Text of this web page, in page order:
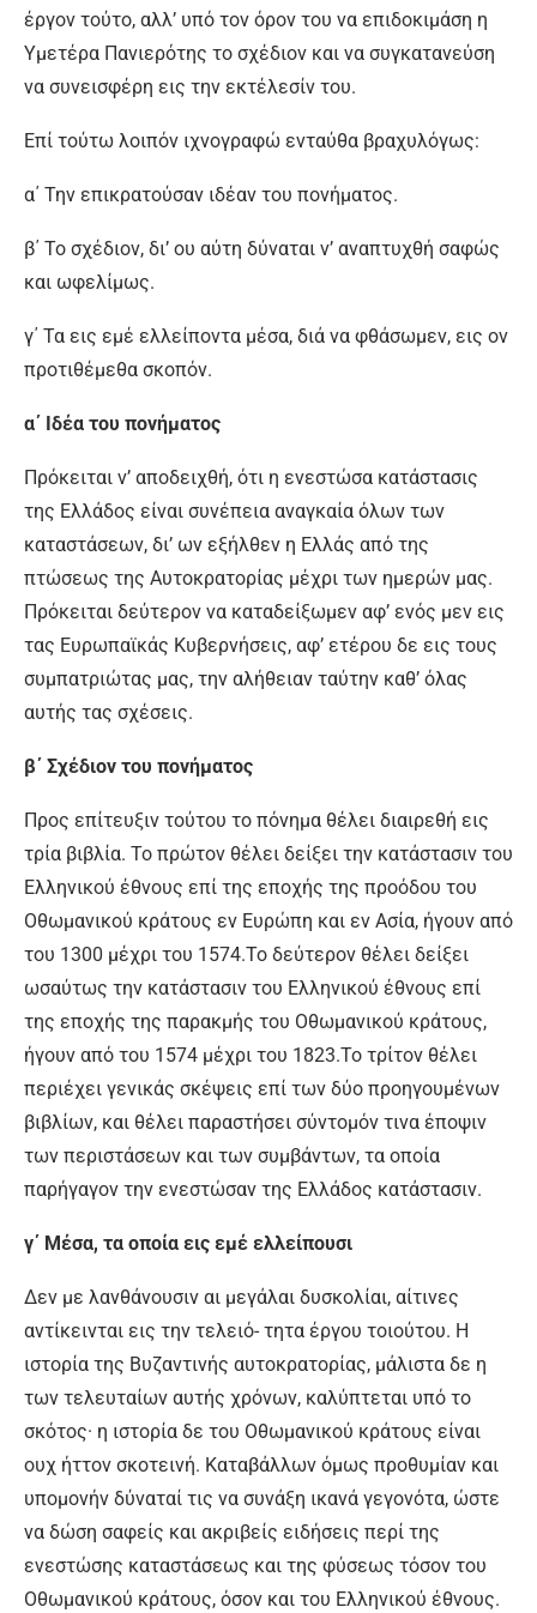
έργον τούτο, αλλ’ υπό τον όρον του να επιδοκιμάση η
Υμετέρα Πανιερότης το σχέδιον και να συγκατανεύση
να συνεισφέρη εις την εκτέλεσίν του.
Επί τούτω λοιπόν ιχνογραφώ ενταύθα βραχυλόγως:
α΄ Την επικρατούσαν ιδέαν του πονήματος.
β΄ Το σχέδιον, δι’ ου αύτη δύναται ν’ αναπτυχθή σαφώς
και ωφελίμως.
γ΄ Τα εις εμέ ελλείποντα μέσα, διά να φθάσωμεν, εις ον
προτιθέμεθα σκοπόν.
α΄ Ιδέα του πονήματος
Πρόκειται ν’ αποδειχθή, ότι η ενεστώσα κατάστασις
της Ελλάδος είναι συνέπεια αναγκαία όλων των
καταστάσεων, δι’ ων εξήλθεν η Ελλάς από της
πτώσεως της Αυτοκρατορίας μέχρι των ημερών μας.
Πρόκειται δεύτερον να καταδείξωμεν αφ’ ενός μεν εις
τας Ευρωπαϊκάς Κυβερνήσεις, αφ’ ετέρου δε εις τους
συμπατριώτας μας, την αλήθειαν ταύτην καθ’ όλας
αυτής τας σχέσεις.
β΄ Σχέδιον του πονήματος
Προς επίτευξιν τούτου το πόνημα θέλει διαιρεθή εις
τρία βιβλία. Το πρώτον θέλει δείξει την κατάστασιν του
Ελληνικού έθνους επί της εποχής της προόδου του
Οθωμανικού κράτους εν Ευρώπη και εν Ασία, ήγουν από
του 1300 μέχρι του 1574.Το δεύτερον θέλει δείξει
ωσαύτως την κατάστασιν του Ελληνικού έθνους επί
της εποχής της παρακμής του Οθωμανικού κράτους,
ήγουν από του 1574 μέχρι του 1823.Το τρίτον θέλει
περιέχει γενικάς σκέψεις επί των δύο προηγουμένων
βιβλίων, και θέλει παραστήσει σύντομόν τινα έποψιν
των περιστάσεων και των συμβάντων, τα οποία
παρήγαγον την ενεστώσαν της Ελλάδος κατάστασιν.
γ΄ Μέσα, τα οποία εις εμέ ελλείπουσι
Δεν με λανθάνουσιν αι μεγάλαι δυσκολίαι, αίτινες
αντίκεινται εις την τελειό- τητα έργου τοιούτου. Η
ιστορία της Βυζαντινής αυτοκρατορίας, μάλιστα δε η
των τελευταίων αυτής χρόνων, καλύπτεται υπό το
σκότος· η ιστορία δε του Οθωμανικού κράτους είναι
ουχ ήττον σκοτεινή. Καταβάλλων όμως προθυμίαν και
υπομονήν δύναταί τις να συνάξη ικανά γεγονότα, ώστε
να δώση σαφείς και ακριβείς ειδήσεις περί της
ενεστώσης καταστάσεως και της φύσεως τόσον του
Οθωμανικού κράτους, όσον και του Ελληνικού έθνους.